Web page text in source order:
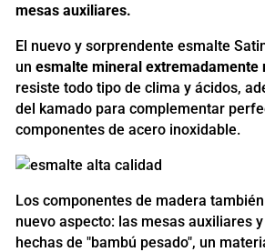
mesas auxiliares.
El nuevo y sorprendente esmalte
un esmalte mineral extremadamente
resiste todo tipo de clima y ácidos,
del kamado para complementar
componentes de acero inoxidable.
Los componentes de madera
nuevo aspecto: las mesas auxiliares
hechas de "bambú pesado", un